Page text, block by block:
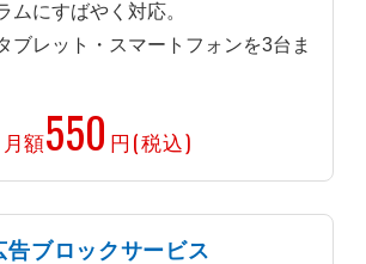
ムにすばやく対応。
ブレット・スマートフォンを3台ま
月額550 円(税込)
告ブロックサービス